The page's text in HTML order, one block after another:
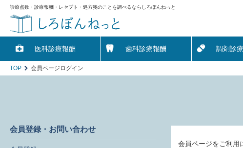
診療点数・診療報酬・レセプト・処方箋のことを調べるならしろぼんねっと
医科診療報酬 歯科診療報酬 調剤診
TOP 会員ページログイン
会員登録・お問い合わせ
会員ページをご利用